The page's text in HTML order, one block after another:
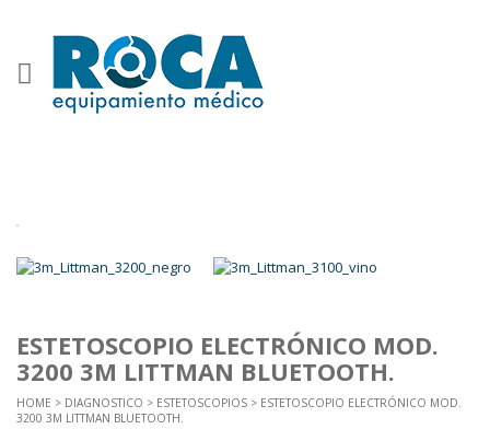
ESTETOSCOPIO ELECTRÓNICO MOD.
3200 3M LITTMAN BLUETOOTH.
HOME > DIAGNOSTICO > ESTETOSCOPIOS > ESTETOSCOPIO ELECTRÓNICO MOD.
3200 3M LITTMAN BLUETOOTH.